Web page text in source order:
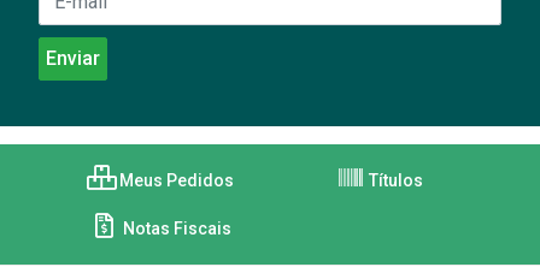
Meus Pedidos Títulos
Notas Fiscais